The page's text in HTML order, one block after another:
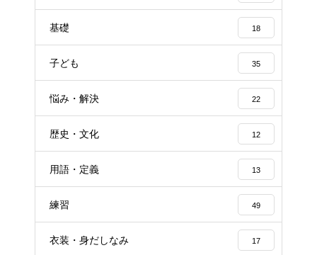
基礎 18
子ども 35
悩み・解決 22
歴史・文化 12
用語・定義 13
練習 49
衣装・身だしなみ 17